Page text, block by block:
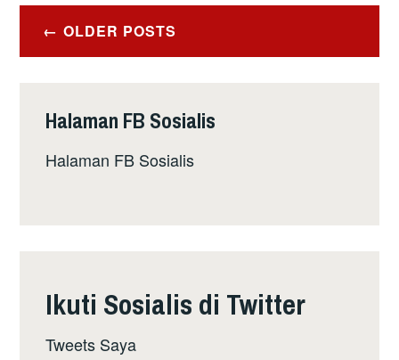
Posts
navigation
OLDER POSTS
Halaman FB Sosialis
Halaman FB Sosialis
Ikuti Sosialis di Twitter
Tweets Saya